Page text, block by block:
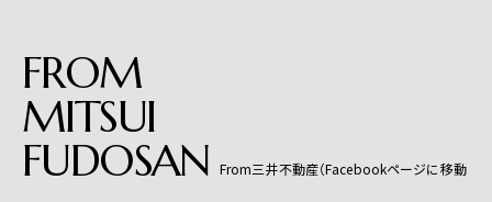
FROM
MITSUI
FUDOSAN From三井不動産（Facebookページに移動